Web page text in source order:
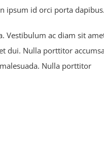
ipsum id orci porta dapibus.
Vestibulum ac diam sit
dui. Nulla porttitor
Nulla porttitor